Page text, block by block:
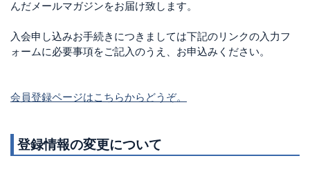
んだメールマガジンをお届け致します。
入会申し込みお手続きにつきましては下記のリンクの入力フ
ォームに必要事項をご記入のうえ、お申込みください。
会員登録ページはこちらからどうぞ。
登録情報の変更について